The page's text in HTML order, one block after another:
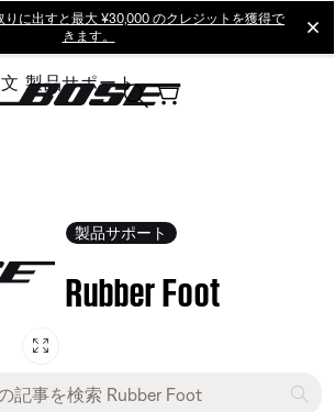
りに出すと最大 ¥30,000 のクレジットを獲得で
きます。
製品サポート
製品サポート
Rubber Foot